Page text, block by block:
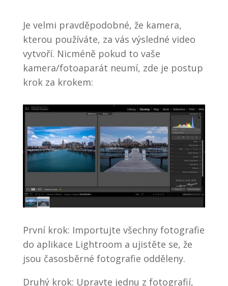
Je velmi pravděpodobné, že kamera,
kterou používáte, za vás výsledné video
vytvoří. Nicméně pokud to vaše
kamera/fotoaparát neumí, zde je postup
krok za krokem:
První krok: Importujte všechny fotografie
do aplikace Lightroom a ujistěte se, že
jsou časosběrné fotografie odděleny.
Druhý krok: Upravte jednu z fotografií,